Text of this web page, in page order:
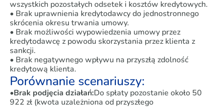
wszystkich pozostałych odsetek i kosztów kredytowych.
• Brak uprawnienia kredytodawcy do jednostronnego
skrócenia okresu trwania umowy.
• Brak możliwości wypowiedzenia umowy przez
kredytodawcę z powodu skorzystania przez klienta z
sankcji.
• Brak negatywnego wpływu na przyszłą zdolność
kredytową klienta.
Porównanie scenariuszy:
•Brak podjęcia działań:Do spłaty pozostanie około 50
922 zł (kwota uzależniona od przyszłego